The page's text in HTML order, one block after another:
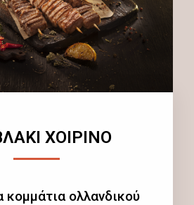
ΧΟΙΡΙΝΟ
κομμάτια ολλανδικού